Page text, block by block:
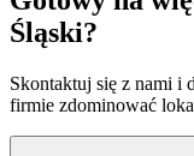
Śląski?
Skontaktuj się z nami i
firmie zdominować